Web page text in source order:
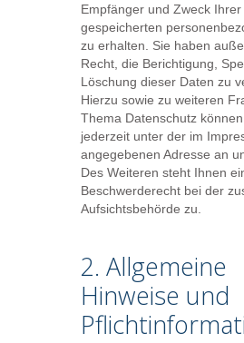
Empfänger und Zweck Ihrer
gespeicherten
zu erhalten. Sie haben
Recht, die Berichtigung,
Löschung dieser Daten zu
Hierzu sowie zu weiteren
Thema Datenschutz
jederzeit unter der im
angegebenen Adresse an
Des Weiteren steht Ihnen
Beschwerderecht bei der
Aufsichtsbehörde zu.
2. Allgemeine
Hinweise und